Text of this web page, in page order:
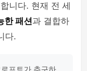
니다. 현재 전 세
한 패션과 결합하
다.